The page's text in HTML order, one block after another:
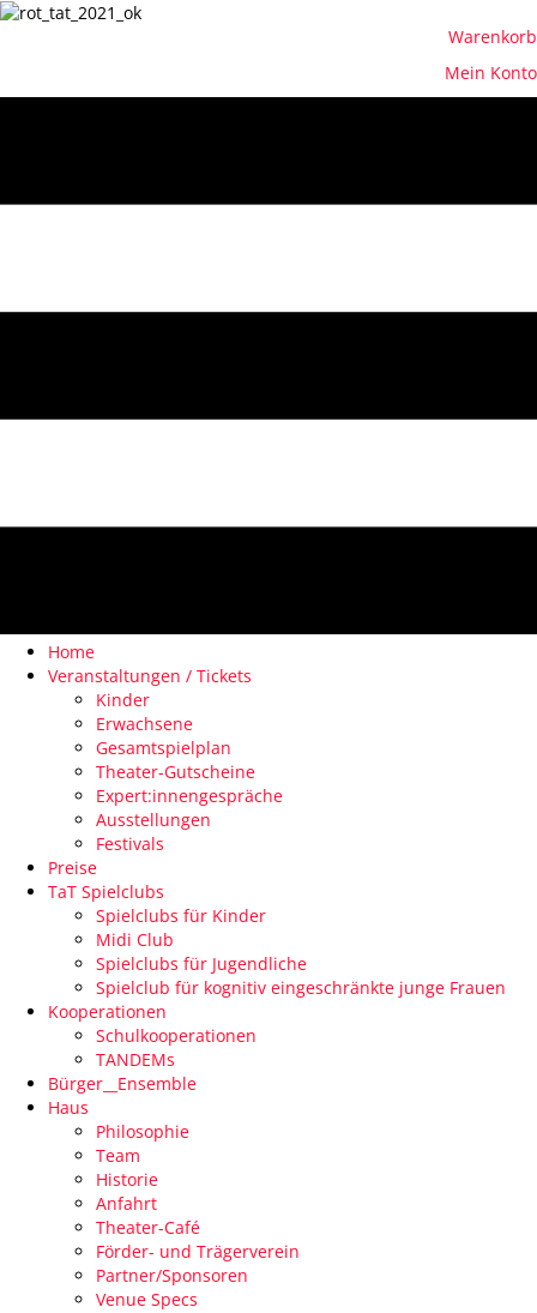
Warenkorb
Mein Konto
Home
Veranstaltungen / Tickets
Kinder
Erwachsene
Gesamtspielplan
Theater-Gutscheine
Expert:innengespräche
Ausstellungen
Festivals
Preise
TaT Spielclubs
Spielclubs für Kinder
Midi Club
Spielclubs für Jugendliche
Spielclub für kognitiv eingeschränkte junge Frauen
Kooperationen
Schulkooperationen
TANDEMs
Bürger__Ensemble
Haus
Philosophie
Team
Historie
Anfahrt
Theater-Café
Förder- und Trägerverein
Partner/Sponsoren
Venue Specs